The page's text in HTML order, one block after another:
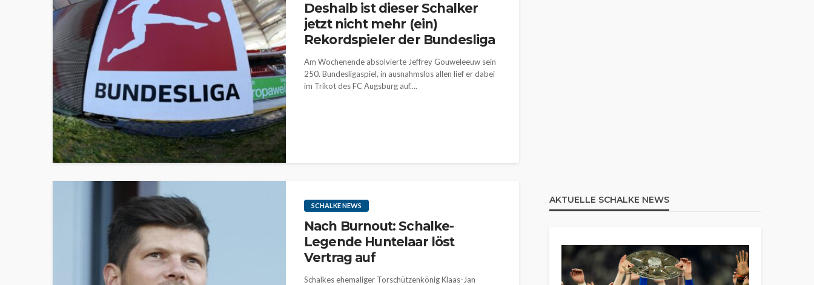
Deshalb ist dieser Schalker
jetzt nicht mehr (ein)
Rekordspieler der Bundesliga
Am Wochenende absolvierte Jeffrey Gouweleeuw sein
250. Bundesligaspiel, in ausnahmslos allen lief er dabei
im Trikot des FC Augsburg auf....
SCHALKE NEWS
Nach Burnout: Schalke-
Legende Huntelaar löst
Vertrag auf
Schalkes ehemaliger Torschützenkönig Klaas-Jan
AKTUELLE SCHALKE NEWS